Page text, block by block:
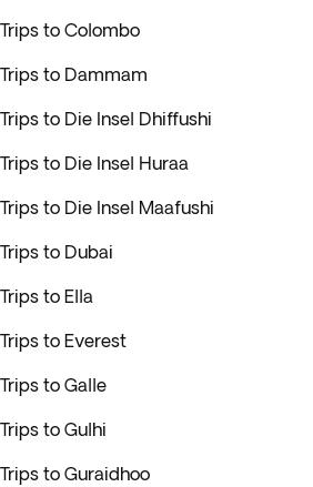
Trips to Colombo
Trips to Dammam
Trips to Die Insel Dhiffushi
Trips to Die Insel Huraa
Trips to Die Insel Maafushi
Trips to Dubai
Trips to Ella
Trips to Everest
Trips to Galle
Trips to Gulhi
Trips to Guraidhoo